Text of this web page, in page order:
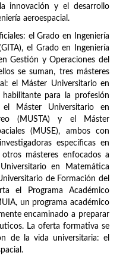
innovación y el desarrollo
aeroespacial.
el Grado en Ingeniería
el Grado en Ingeniería
Gestión y Operaciones del
se suman, tres másteres
el Máster Universitario en
habilitante para la profesión
Máster Universitario en
(MUSTA) y el Máster
(MUSE), ambos con
específicas en
másteres enfocados a
en Matemática
de Formación del
el Programa Académico
un programa académico
encaminado a preparar
La oferta formativa se
de la vida universitaria: el